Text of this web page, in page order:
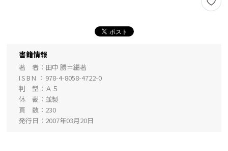
書籍情報
著 者
田中 勝＝編著
ISBN
978-4-8058-4722-0
判 型
Ａ５
体 裁
並製
頁 数
230
発行日
2007年03月20日